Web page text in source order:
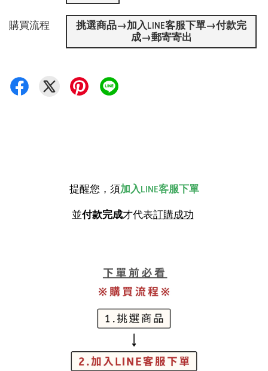
購買流程
挑選商品→加入LINE客服下單→付款完
成→郵寄寄出
提醒您，須加入LINE客服下單
並付款完成才代表訂購成功